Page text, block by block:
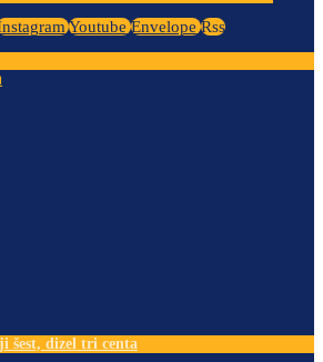
Youtube Envelope Rss
šest, dizel tri centa